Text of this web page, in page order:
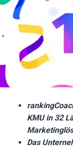
KMU in 32
Das